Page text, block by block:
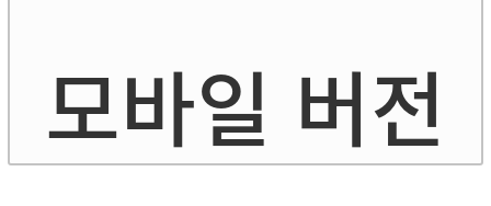
모바일 버전